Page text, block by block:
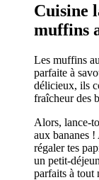
Cuisine
muffins
Les muffins
parfaite à
délicieux, ils
fraîcheur des
Alors, lance-
aux bananes
régaler tes
un petit-
parfaits à tout